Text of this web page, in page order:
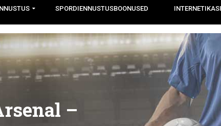
SPORDIENNUSTUSBOONUSED
–